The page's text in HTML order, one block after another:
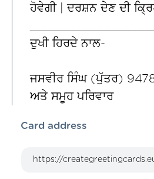
ਹੋਵੇਗੀ | ਦਰਸ਼ਨ ਦੇਣ ਦੀ
ਦੁਖੀ ਹਿਰਦੇ ਨਾਲ-
ਜਸਵੀਰ ਸਿੰਘ (ਪੁੱਤਰ)
ਅਤੇ ਸਮੂਹ ਪਰਿਵਾਰ
Card address